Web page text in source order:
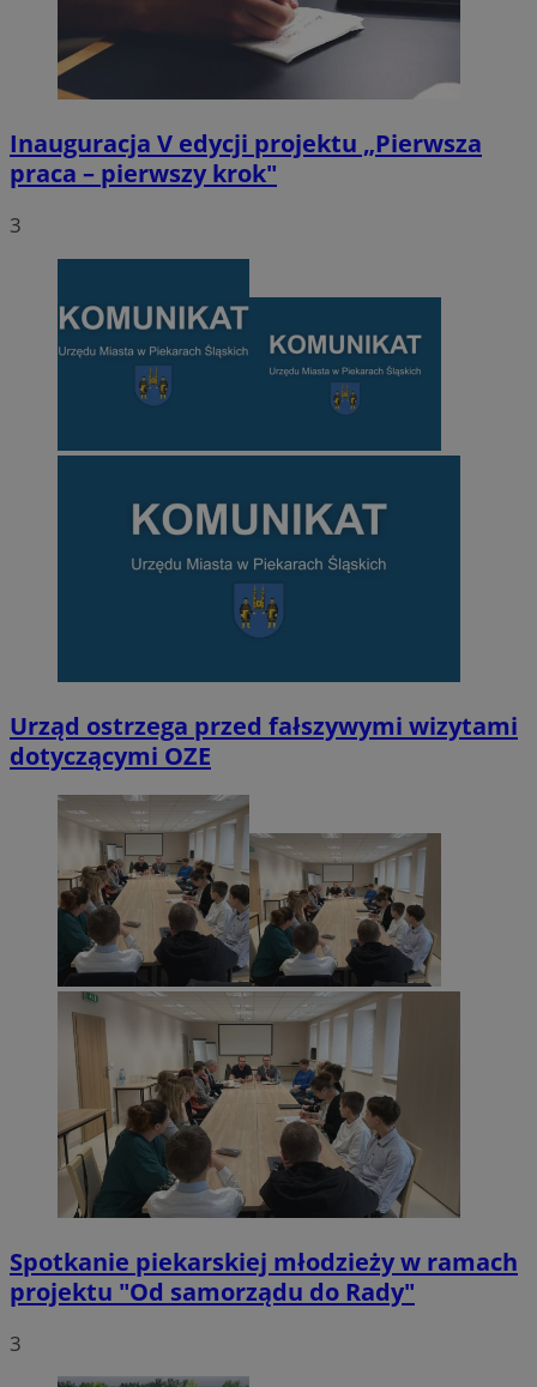
Inauguracja V edycji projektu „Pierwsza
praca – pierwszy krok"
3
Urząd ostrzega przed fałszywymi wizytami
dotyczącymi OZE
Spotkanie piekarskiej młodzieży w ramach
projektu "Od samorządu do Rady"
3